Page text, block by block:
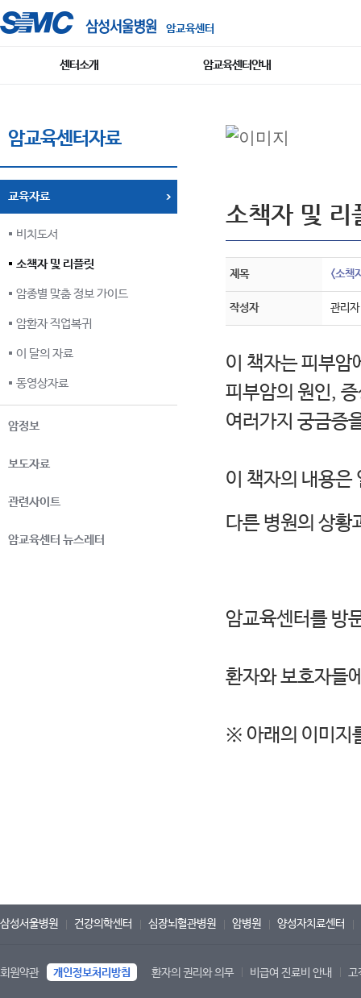
암교육센터
센터소개 암교육센터안내
암교육센터자료
교육자료
비치도서
소책자 및 리플릿
암종별 맞춤 정보 가이드
암환자 직업복귀
이 달의 자료
동영상자료
암정보
보도자료
관련사이트
암교육센터 뉴스레터
소책자 및 리
제목 <소책
작성자 관리자
이 책자는 피부암
피부암의 원인,
여러가지 궁금증
이 책자의 내용은
다른 병원의 상황
암교육센터를 방
환자와 보호자들
※ 아래의 이미지
삼성서울병원 건강의학센터 심장뇌혈관병원 암병원 양성자치료센터
회원약관 개인정보처리방침 환자의 권리와 의무 비급여 진료비 안내 고